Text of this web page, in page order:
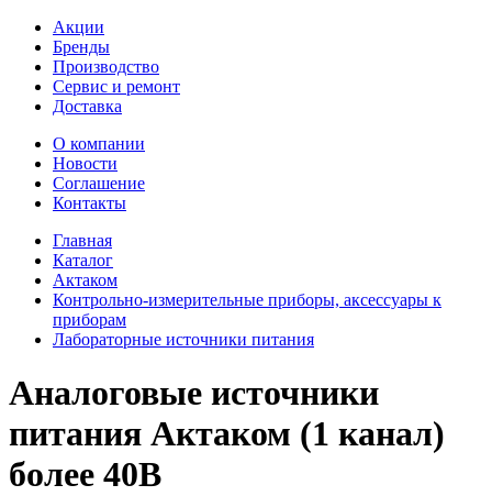
Акции
Бренды
Производство
Сервис и ремонт
Доставка
О компании
Новости
Соглашение
Контакты
Главная
Каталог
Актаком
Контрольно-измерительные приборы, аксессуары к
приборам
Лабораторные источники питания
Аналоговые источники
питания Актаком (1 канал)
более 40В